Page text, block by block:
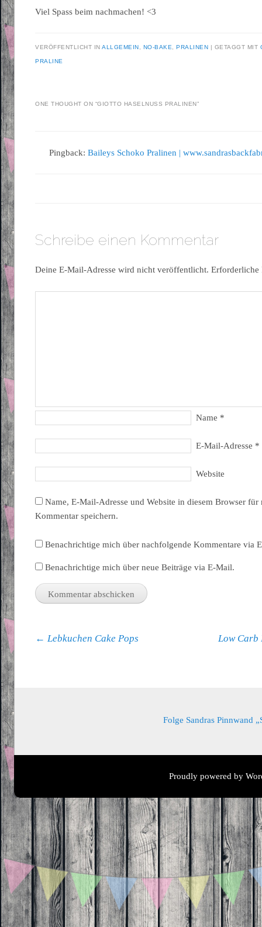
Viel Spass beim nachmachen! <3
VERÖFFENTLICHT INALLGEMEIN NO-BAKE ,PRALINEN | GETAGGT MIT
PRALINE
ONE THOUGHT ON “GIOTTO HASELNUSS PRALINEN”
Pingback:Baileys Schoko Pralinen |
Schreibe einen Kommentar
Deine E-Mail-Adresse wird nicht veröffentlicht.
Name *
E-Mail-Adresse *
Website
Name, E-Mail-Adresse und Website in diesem Browser für
Kommentar speichern.
Benachrichtige mich über nachfolgende Kommentare via
Benachrichtige mich über neue Beiträge via E-Mail.
Beitragsnavigation
← Lebkuchen Cake Pops Low Carb
Folge Sandras Pinnwand
Proudly powered by